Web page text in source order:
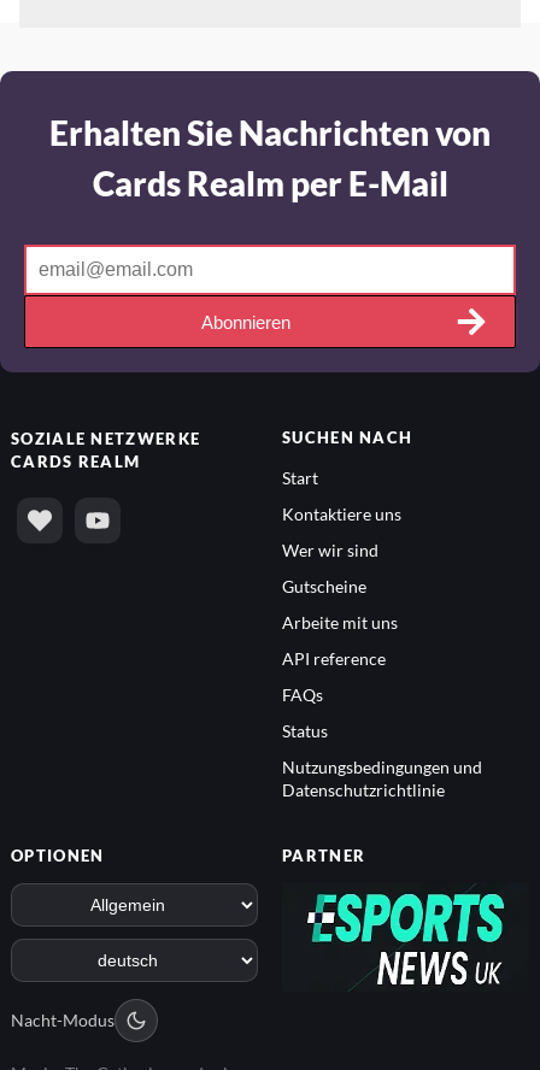
Erhalten Sie Nachrichten von
Cards Realm per E-Mail
Abonnieren
SOZIALE NETZWERKE
CARDS REALM
SUCHEN NACH
Start
Kontaktiere uns
Wer wir sind
Gutscheine
Arbeite mit uns
API reference
FAQs
Status
Nutzungsbedingungen und
Datenschutzrichtlinie
OPTIONEN
Nacht-Modus
PARTNER